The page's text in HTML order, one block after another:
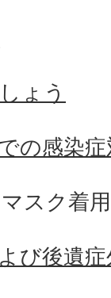
ょう
の感染
スク着
び後遺